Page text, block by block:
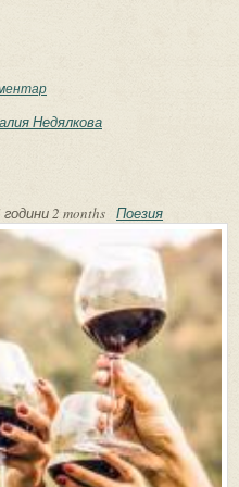
Дарувай, изворе!
Недялкова
години 2 months Поезия